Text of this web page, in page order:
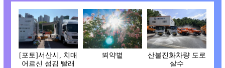
[포토]서산시, 치매
어르신 섬김 빨래
뙤약볕
산불진화차량 도로
살수